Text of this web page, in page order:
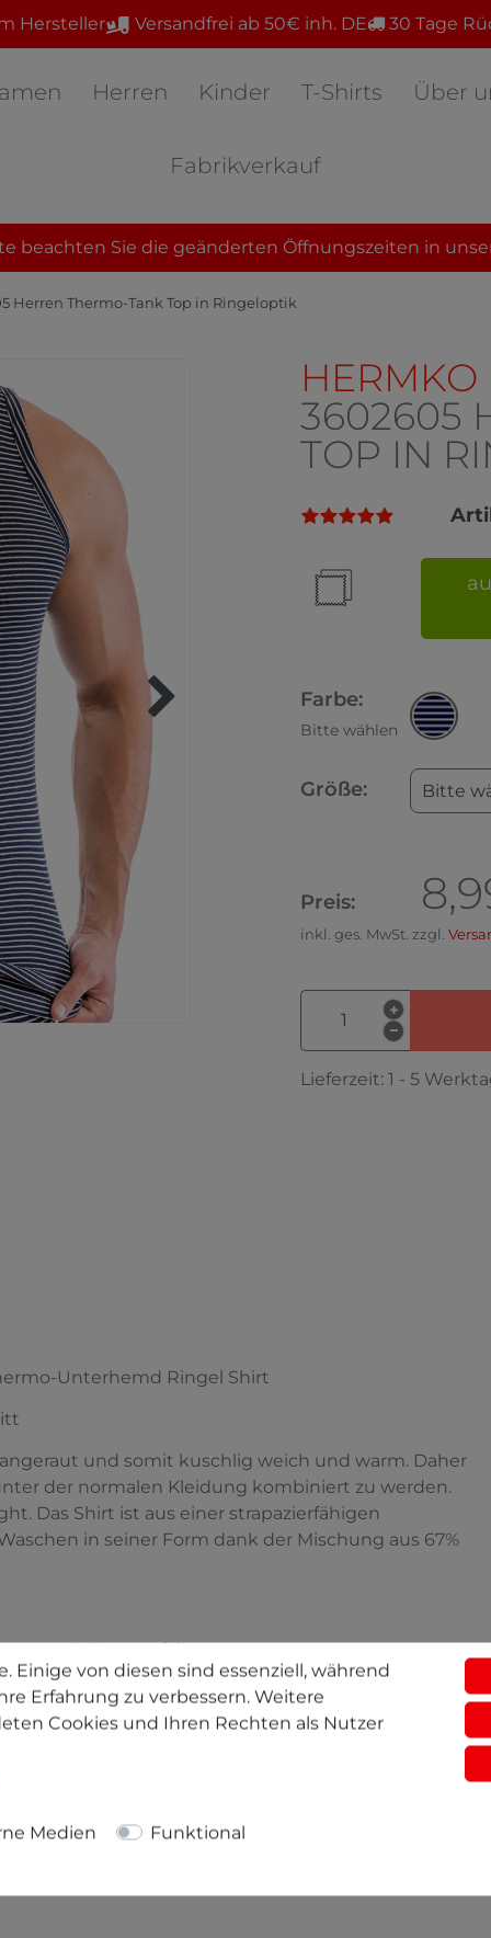
Hersteller Versandfrei ab 50€ inh. DE 30 Tage
Herren Kinder T-Shirts Über
Fabrikverkauf
beachten Sie die geänderten Öffnungszeiten in
Herren Thermo-Tank Top in Ringeloptik
HERMKO
3602605
TOP IN
Farbe:
Bitte wählen
Größe: Bitte
Preis:
inkl. ges. MwSt. zzgl.
Lieferzeit: 1 - 5
Unterhemd Ringel Shirt
und somit kuschlig weich und warm. Daher
der normalen Kleidung kombiniert zu werden.
Das Shirt ist aus einer strapazierfähigen
in seiner Form dank der Mischung aus 67%
etwas höher ausfallen.
eine Größe größer zu wählen.
Alb
Einige von diesen sind essenziell, während
Erfahrung zu verbessern. Weitere
Cookies und Ihren Rechten als Nutzer
Medien
Funktional